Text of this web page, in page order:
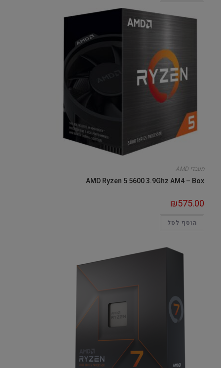
מעבדי AMD
AMD Ryzen 5 5600 3.9Ghz AM4 – Box
₪575.00
הוסף לסל